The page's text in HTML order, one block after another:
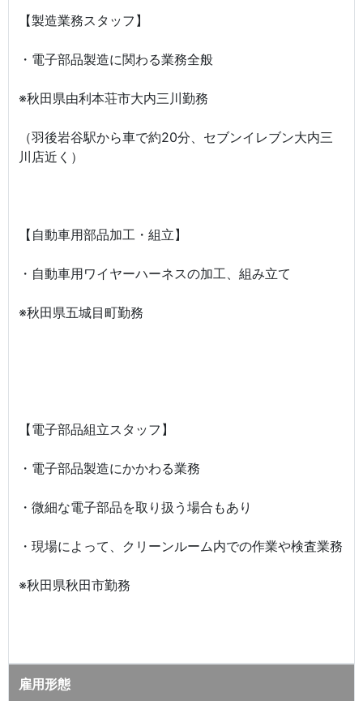
【製造業務スタッフ】
・電子部品製造に関わる業務全般
※秋田県由利本荘市大内三川勤務
（羽後岩谷駅から車で約20分、セブンイレブン大内三
川店近く）
【自動車用部品加工・組立】
・自動車用ワイヤーハーネスの加工、組み立て
※秋田県五城目町勤務
【電子部品組立スタッフ】
・電子部品製造にかかわる業務
・微細な電子部品を取り扱う場合もあり
・現場によって、クリーンルーム内での作業や検査業務
※秋田県秋田市勤務
雇用形態